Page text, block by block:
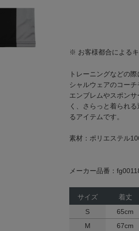
※ お客様都合による
トレーニングなどの
シャルウェアのコー
エンブレムやスポン
く、さらっと着られ
るアイテムです。
素材：ポリエステル
メーカー品番：
サイズ
着丈
S
65cm
M
67cm